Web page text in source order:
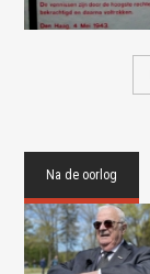
Na de oorlog